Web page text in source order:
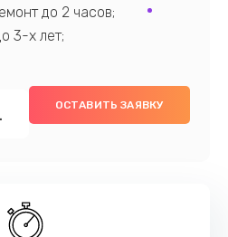
до 2 часов;
3-х лет;
ОСТАВИТЬ ЗАЯВКУ